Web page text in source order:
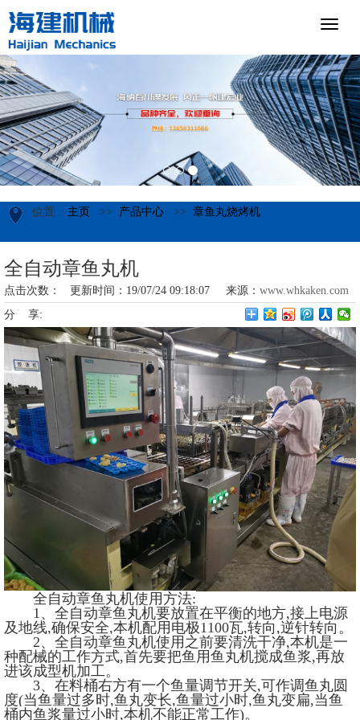
位置 : 主页 >> 产品中心 >> 章鱼丸烧烤机
全自动章鱼丸机
点击次数： 更新时间：19/07/24 09:18:07 来源： www.whkaken.com
分 享:
全自动章鱼丸机使用方法:
1、全自动章鱼丸机要放置在平衡的地方,接上电源
及地线,确保安全,本机配用电极1100瓦,转向,逆针转向。
2、全自动章鱼丸机使用之前要清洗干净,本机是一
种配械的工作方式,首先要把鱼用鱼丸机搅成鱼浆,再放
进该成型机加工。
3、在料桶右方有一个鱼量调节开关,可作调鱼丸圆
度(当鱼量过多时,鱼丸变长,鱼量过小时,鱼丸变扁,当鱼
桶内鱼浆量过小时,本机不能正常工作)。